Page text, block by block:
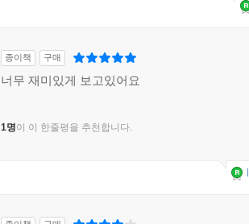
종이책 구매
너무 재미있게 보고있어요
1명이 이 한줄평을 추천합니다.